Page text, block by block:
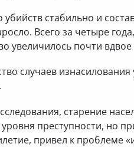
стабильно и
Всего за четыре
увеличилось почти вдвое
случаев
старение
преступности, но
привел к проблеме